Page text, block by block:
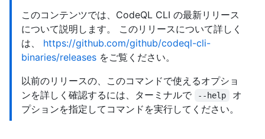
このコンテンツでは、CodeQL CLI の最新リリース
について説明します。 このリリースについて詳しく
は、 https://github.com/github/codeql-cli-
binaries/releases をご覧ください。
以前のリリースの、このコマンドで使えるオプショ
ンを詳しく確認するには、ターミナルで
--help
オ
プションを指定してコマンドを実行してください。